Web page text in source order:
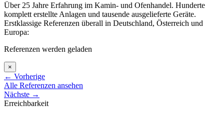
Über 25 Jahre Erfahrung im Kamin- und Ofenhandel. Hunderte
komplett erstellte Anlagen und tausende ausgelieferte Geräte.
Erstklassige Referenzen überall in Deutschland, Österreich und
Europa:
Referenzen werden geladen
×
← Vorherige
Alle Referenzen ansehen
Nächste →
Erreichbarkeit